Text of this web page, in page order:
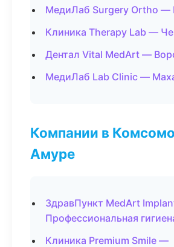
МедиЛаб Surgery Ortho —
Клиника Therapy Lab —
Дентал Vital MedArt —
МедиЛаб Lab Clinic —
Компании в
Амуре
ЗдравПункт MedArt
Профессиональная
Клиника Premium Smile —